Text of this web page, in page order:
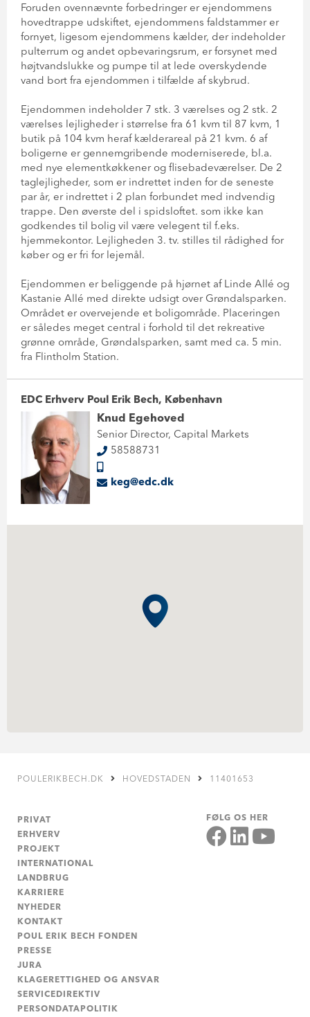
Foruden ovennævnte forbedringer er ejendommens
hovedtrappe udskiftet, ejendommens faldstammer er
fornyet, ligesom ejendommens kælder, der indeholder
pulterrum og andet opbevaringsrum, er forsynet med
højtvandslukke og pumpe til at lede overskydende
vand bort fra ejendommen i tilfælde af skybrud.
Ejendommen indeholder 7 stk. 3 værelses og 2 stk. 2
værelses lejligheder i størrelse fra 61 kvm til 87 kvm, 1
butik på 104 kvm heraf kælderareal på 21 kvm. 6 af
boligerne er gennemgribende moderniserede, bl.a.
med nye elementkøkkener og flisebadeværelser. De 2
taglejligheder, som er indrettet inden for de seneste
par år, er indrettet i 2 plan forbundet med indvendig
trappe. Den øverste del i spidsloftet. som ikke kan
godkendes til bolig vil være velegent til f.eks.
hjemmekontor. Lejligheden 3. tv. stilles til rådighed for
køber og er fri for lejemål.
Ejendommen er beliggende på hjørnet af Linde Allé og
Kastanie Allé med direkte udsigt over Grøndalsparken.
Området er overvejende et boligområde. Placeringen
er således meget central i forhold til det rekreative
grønne område, Grøndalsparken, samt med ca. 5 min.
fra Flintholm Station.
EDC Erhverv Poul Erik Bech, København
Knud Egehoved
Senior Director, Capital Markets
58588731
keg@edc.dk
POULERIKBECH.DK HOVEDSTADEN 11401653
PRIVAT
ERHVERV
PROJEKT
INTERNATIONAL
LANDBRUG
KARRIERE
NYHEDER
KONTAKT
POUL ERIK BECH FONDEN
PRESSE
JURA
KLAGERETTIGHED OG ANSVAR
SERVICEDIREKTIV
PERSONDATAPOLITIK
FØLG OS HER